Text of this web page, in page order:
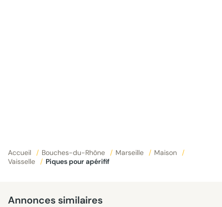
Accueil / Bouches-du-Rhône / Marseille / Maison
/
Vaisselle
/ Piques pour apérifif
Annonces similaires